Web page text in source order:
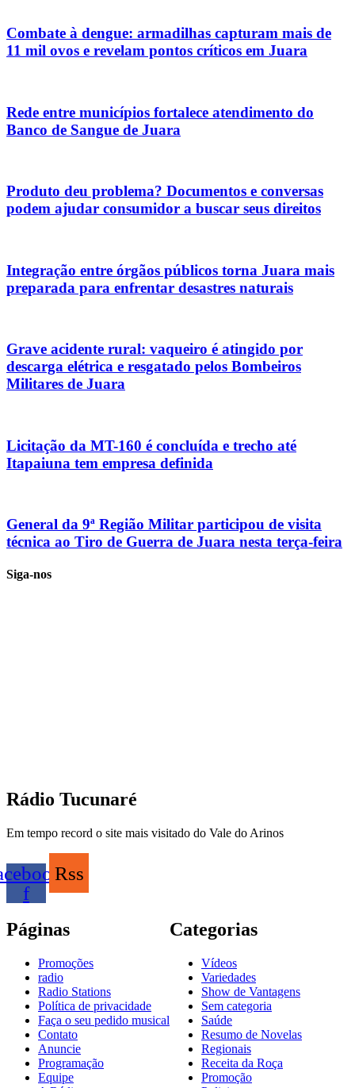
Combate à dengue: armadilhas capturam mais de
11 mil ovos e revelam pontos críticos em Juara
Rede entre municípios fortalece atendimento do
Banco de Sangue de Juara
Produto deu problema? Documentos e conversas
podem ajudar consumidor a buscar seus direitos
Integração entre órgãos públicos torna Juara mais
preparada para enfrentar desastres naturais
Grave acidente rural: vaqueiro é atingido por
descarga elétrica e resgatado pelos Bombeiros
Militares de Juara
Licitação da MT-160 é concluída e trecho até
Itapaiuna tem empresa definida
General da 9ª Região Militar participou de visita
técnica ao Tiro de Guerra de Juara nesta terça-feira
Siga-nos
Rádio Tucunaré
Em tempo record o site mais visitado do Vale do Arinos
f
Rss
Páginas
Promoções
radio
Radio Stations
Política de privacidade
Faça o seu pedido musical
Contato
Anuncie
Programação
Equipe
Categorias
Vídeos
Variedades
Show de Vantagens
Sem categoria
Saúde
Resumo de Novelas
Regionais
Receita da Roça
Promoção